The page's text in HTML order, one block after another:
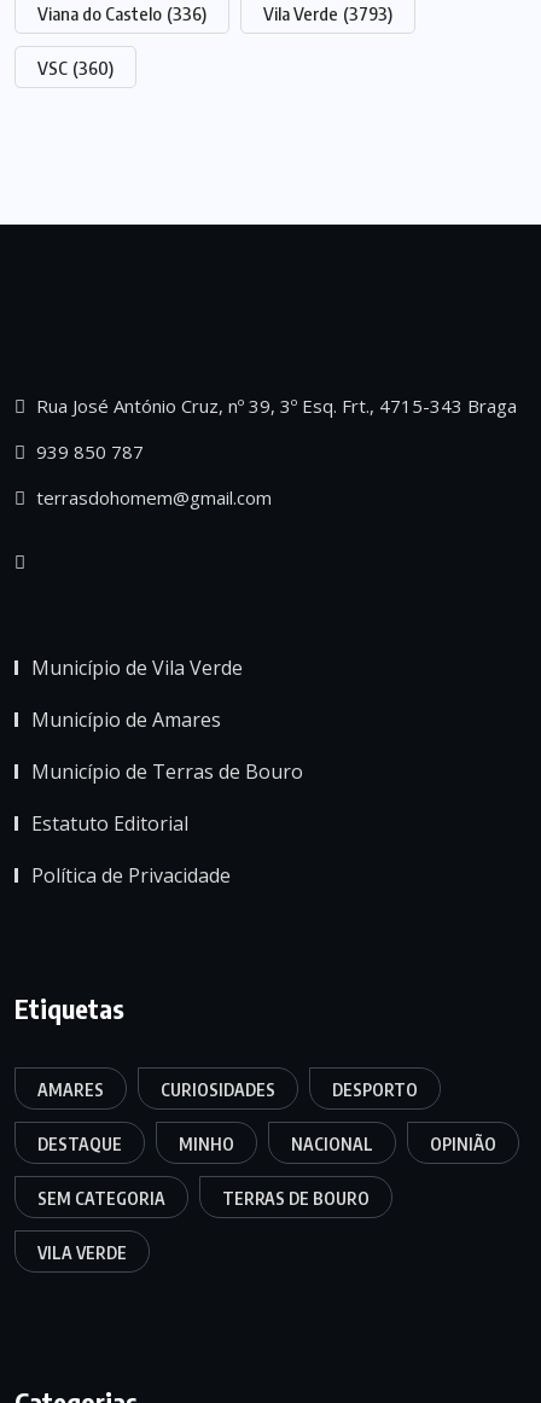
Viana do Castelo (336) Vila Verde (3793)
VSC (360)
Rua José António Cruz, nº 39, 3º Esq. Frt., 4715-343 Braga
939 850 787
terrasdohomem@gmail.com
Município de Vila Verde
Município de Amares
Município de Terras de Bouro
Estatuto Editorial
Política de Privacidade
Etiquetas
AMARES CURIOSIDADES DESPORTO
DESTAQUE MINHO NACIONAL OPINIÃO
SEM CATEGORIA TERRAS DE BOURO
VILA VERDE